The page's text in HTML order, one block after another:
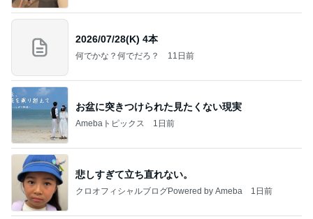
2026/07/28(K) 4本
何でかな？何でだろ？ 11日前
お盆に突きつけられた見たくない現実
Amebaトピックス 1日前
悲しすぎて立ち直れない。
クロオフィシャルブログPowered by Ameba 1日前